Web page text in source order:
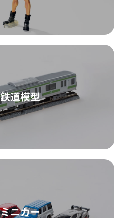
鉄道模型
ミニカー